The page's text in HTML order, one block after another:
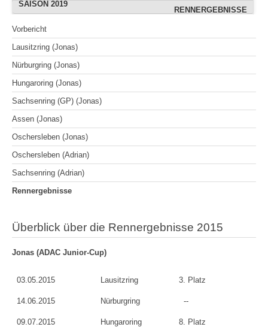
FREIBERG (JULI)
BOPFINGEN
BOPFINGEN
WITTGENBORN
OSCHERSLEBEN (AUGUST)
OSCHERSLEBEN (ADRIAN)
OSCHERSLEBEN
RENNERGEBNISSE
RENNERGEBNISSE
SAISON 2019
Vorbericht
Lausitzring (Jonas)
Nürburgring (Jonas)
Hungaroring (Jonas)
Sachsenring (GP) (Jonas)
Assen (Jonas)
Oschersleben (Jonas)
Oschersleben (Adrian)
Sachsenring (Adrian)
Rennergebnisse
Überblick über die Rennergebnisse 2015
Jonas (ADAC Junior-Cup)
03.05.2015 Lausitzring 3. Platz
14.06.2015 Nürburgring --
09.07.2015 Hungaroring 8. Platz